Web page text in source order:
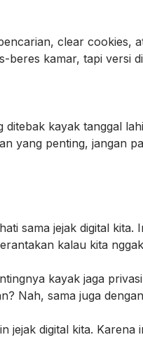
clear cookies,
beres kamar, tapi versi
kayak tanggal
yang penting, jangan
sama jejak digital
kalau kita
kayak jaga
Nah, sama juga
jejak digital kita.